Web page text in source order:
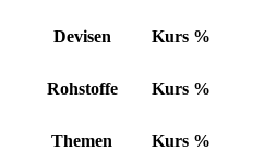
Devisen Kurs %
Rohstoffe Kurs %
Themen Kurs %